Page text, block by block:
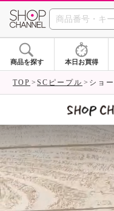
商品を探す 本日お買得
TOP SCピープル ショ